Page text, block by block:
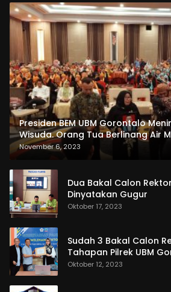
Presiden BEM UBM Gorontalo
Wisuda. Orang Tua Berlinang Air
dan Pemasangan Salempang
November 6, 2023
Dua Bakal Calon
Dinyatakan Gugur
Oktober 17, 2023
Sudah 3 Bakal Calon
Tahapan Pilrek UBM
Oktober 12, 2023